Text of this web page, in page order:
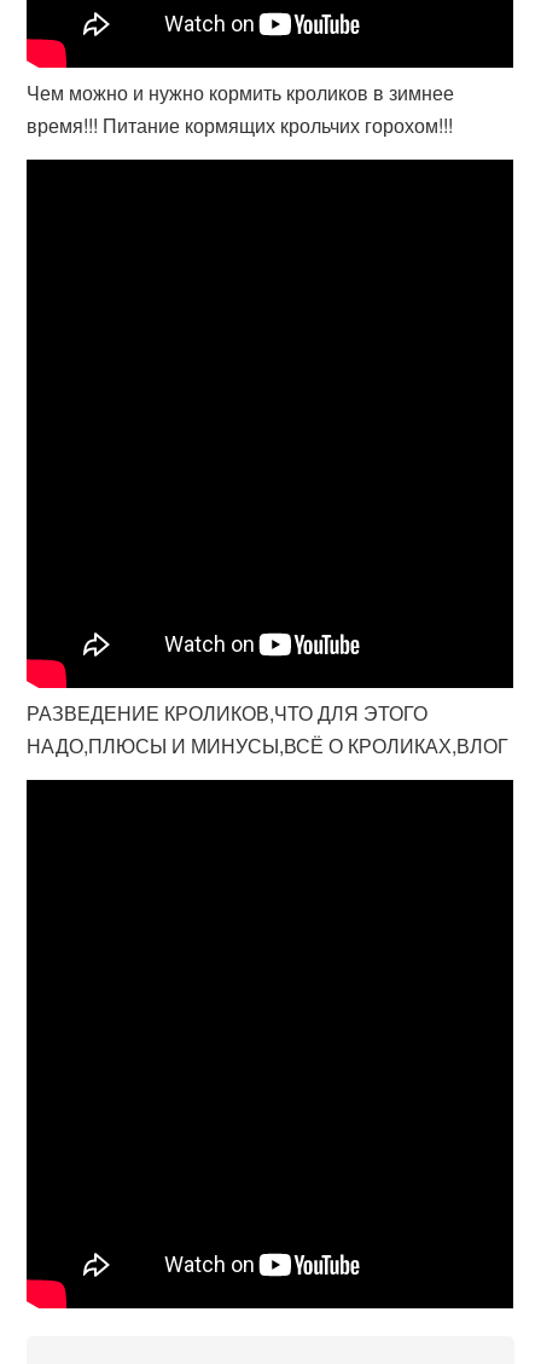
Чем можно и нужно кормить кроликов в зимнее
время!!! Питание кормящих крольчих горохом!!!
РАЗВЕДЕНИЕ КРОЛИКОВ,ЧТО ДЛЯ ЭТОГО
НАДО,ПЛЮСЫ И МИНУСЫ,ВСЁ О КРОЛИКАХ,ВЛОГ